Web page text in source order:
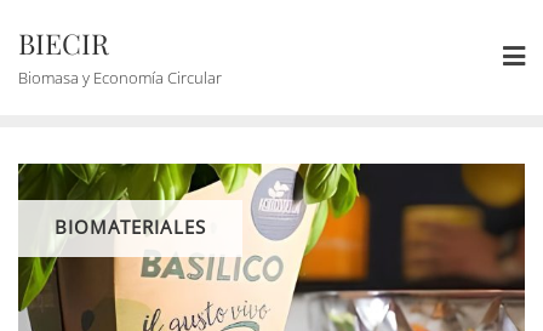
BIECIR
Biomasa y Economía Circular
BIOMATERIALES